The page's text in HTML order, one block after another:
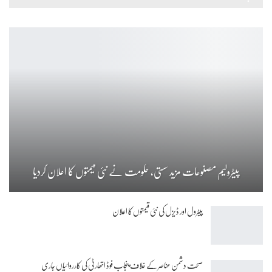
پیٹرولیم مصنوعات مزید سستی، حکومت نے نئی قیمتوں کا اعلان کردیا
پیٹرول اور ڈیزل کی نئی قیمتوں کا اعلان
صحت دشمن عناصر کے خلاف پنجاب فوڈ اتھارٹی کی کارروائیاں جاری